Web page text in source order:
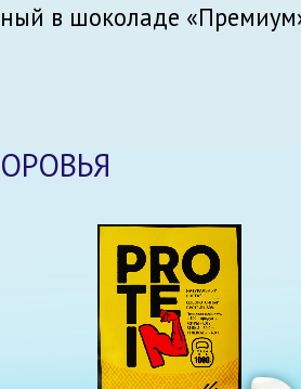
в шоколаде